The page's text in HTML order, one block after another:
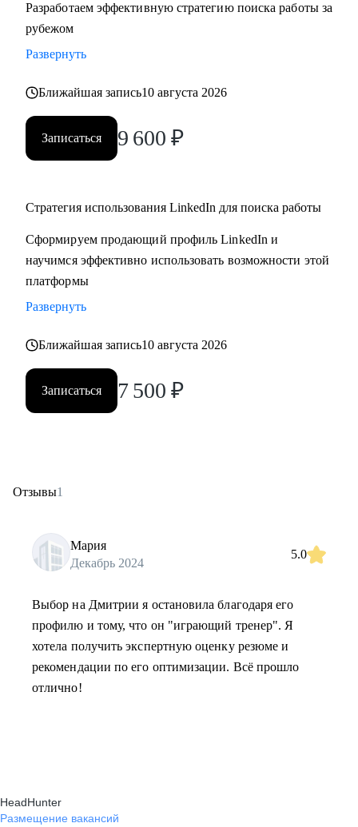
Разработаем эффективную стратегию поиска работы за
рубежом
Развернуть
Ближайшая запись10 августа 2026
Записаться 9 600 ₽
Стратегия использования LinkedIn для поиска работы
Сформируем продающий профиль LinkedIn и
научимся эффективно использовать возможности этой
платформы
Развернуть
Ближайшая запись10 августа 2026
Записаться 7 500 ₽
Отзывы1
Мария
Декабрь 2024
5.0
Выбор на Дмитрии я остановила благодаря его
профилю и тому, что он "играющий тренер". Я
хотела получить экспертную оценку резюме и
рекомендации по его оптимизации. Всё прошло
отлично!
HeadHunter
Размещение вакансий